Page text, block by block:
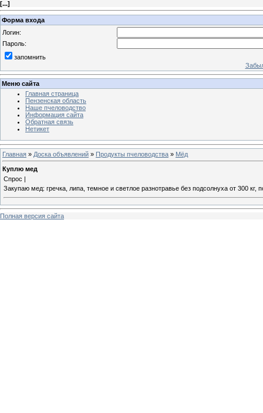
[...]
Форма входа
Логин:
Пароль:
запомнить
Меню сайта
Главная страница
Пензенская область
Наше пчеловодство
Информация сайта
Обратная связь
Нетикет
Главная » Доска объявлений » Продукты пчеловодства » Мёд
Куплю мед
Спрос |
Закупаю мед: гречка, липа, темное и светлое разнотравье без подсолнуха от 300 кг,
Полная версия сайта